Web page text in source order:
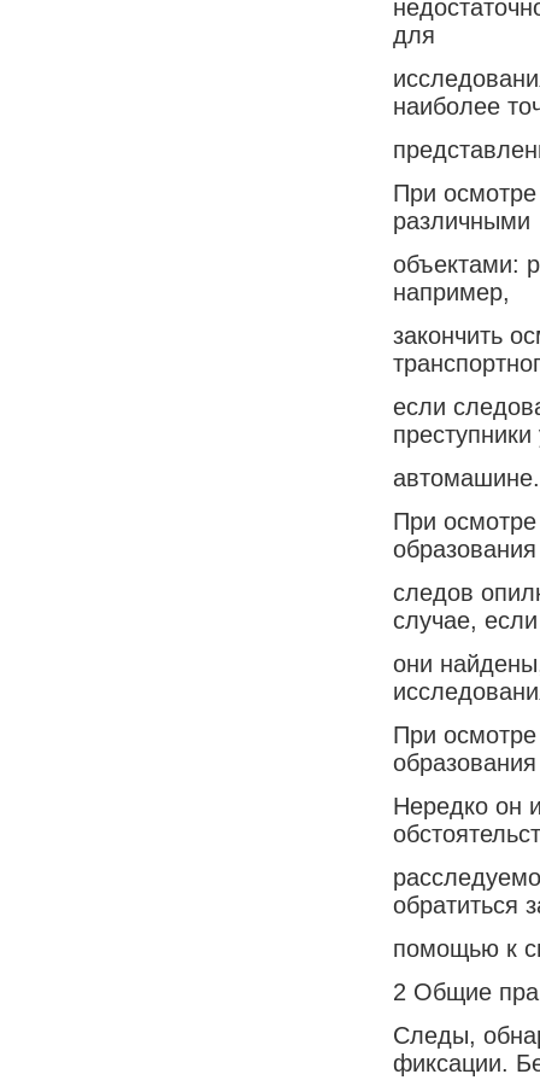
для
наиболее
При
различными
объектами:
например,
закончить
если
автомашине.
При
образования
следов
случае, если
они
При
Нередко он
обратиться
помощью к
2 Общие
Следы,
фиксации.